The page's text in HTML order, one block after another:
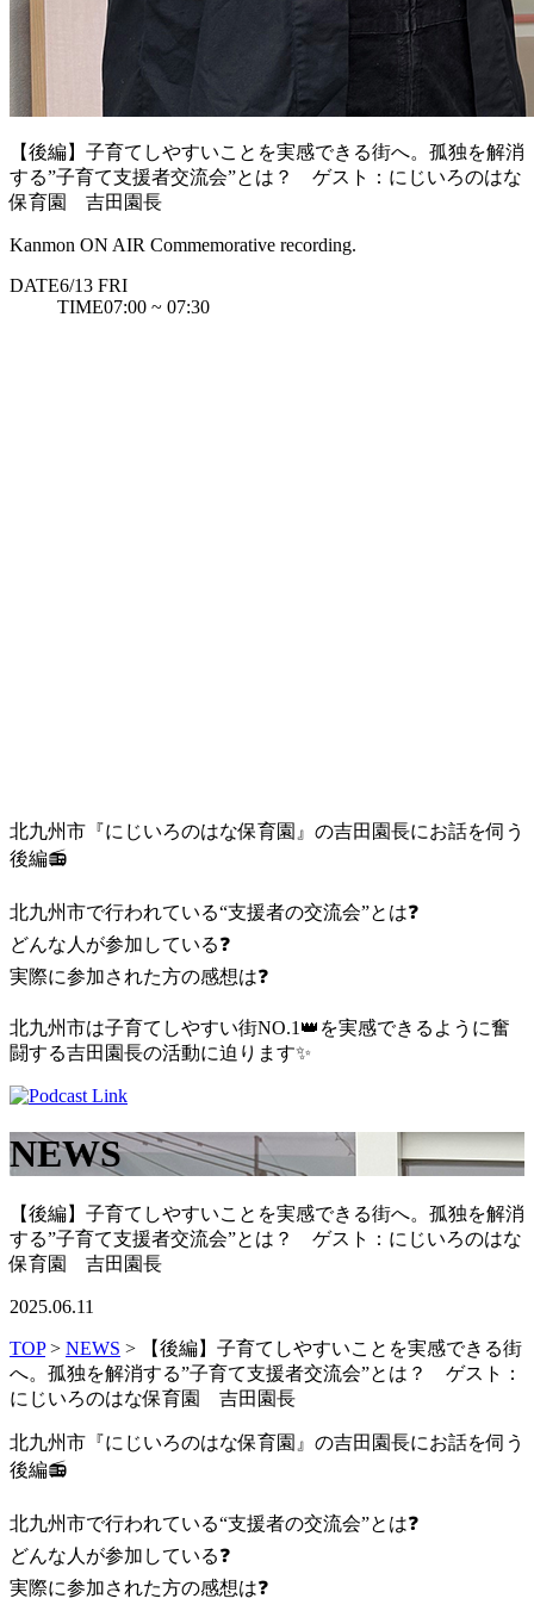
【後編】子育てしやすいことを実感できる街へ。孤独を解消
する”子育て支援者交流会”とは？ ゲスト：にじいろのはな
保育園 吉田園長
Kanmon ON AIR Commemorative recording.
DATE6/13 FRI
TIME07:00 ~ 07:30
北九州市『にじいろのはな保育園』の吉田園長にお話を伺う
後編📻
北九州市で行われている“支援者の交流会”とは❓
どんな人が参加している❓
実際に参加された方の感想は❓
北九州市は子育てしやすい街NO.1 👑 を実感できるように奮
闘する吉田園長の活動に迫ります✨
NEWS
【後編】子育てしやすいことを実感できる街へ。孤独を解消
する”子育て支援者交流会”とは？ ゲスト：にじいろのはな
保育園 吉田園長
2025.06.11
TOP> NEWS > 【後編】子育てしやすいことを実感できる街
へ。孤独を解消する”子育て支援者交流会”とは？ ゲスト：
にじいろのはな保育園 吉田園長
北九州市『にじいろのはな保育園』の吉田園長にお話を伺う
後編📻
北九州市で行われている“支援者の交流会”とは❓
どんな人が参加している❓
実際に参加された方の感想は❓